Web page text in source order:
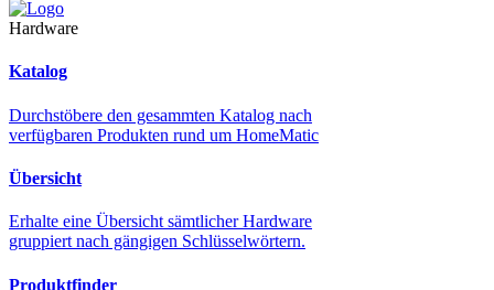
Hardware
Katalog
Durchstöbere den gesammten Katalog nach
verfügbaren Produkten rund um HomeMatic
Übersicht
Erhalte eine Übersicht sämtlicher Hardware
gruppiert nach gängigen Schlüsselwörtern.
Produktfinder